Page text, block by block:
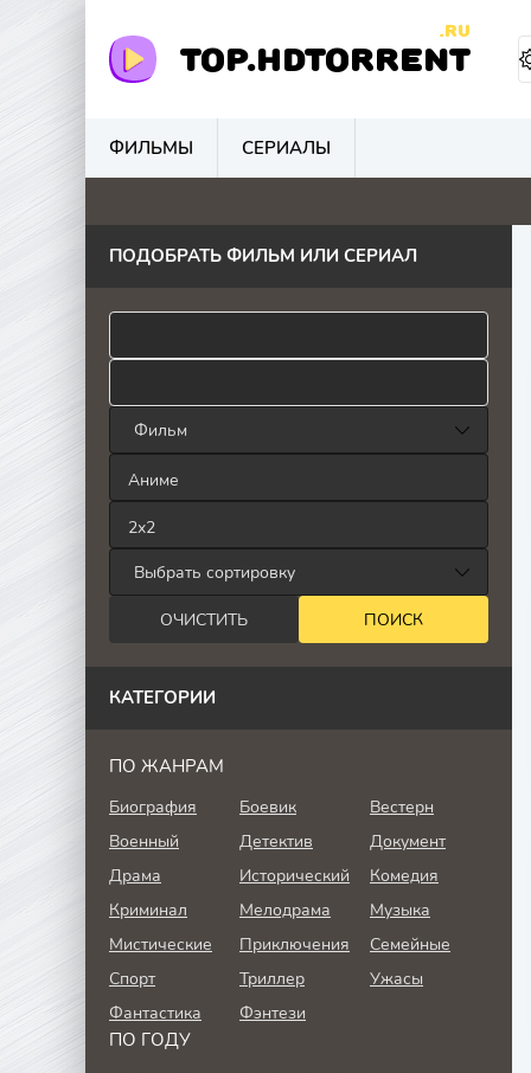
TOP.HDTORRENT
.RU
ФИЛЬМЫ СЕРИАЛЫ
0 5.9 0 0
ПОДОБРАТЬ ФИЛЬМ ИЛИ СЕРИАЛ
КАТЕГОРИИ
ПО ЖАНРАМ
Биография Боевик
Вестерн
Военный
Детектив
Документ
Драма
Исторический
Комедия
Криминал
Мелодрама
Музыка
Мистические
Приключения
Семейные
Спорт
Триллер
Ужасы
Фантастика
Фэнтези
ПО ГОДУ